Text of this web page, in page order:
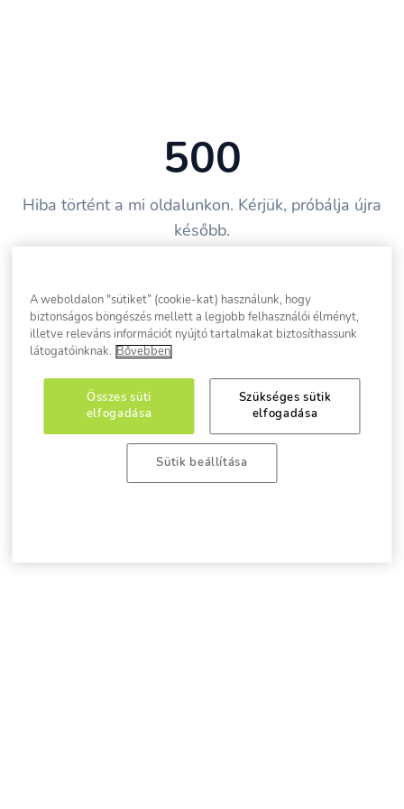
500
Hiba történt a mi oldalunkon. Kérjük, próbálja újra
később.
A weboldalon "sütiket” (cookie-kat) használunk, hogy
biztonságos böngészés mellett a legjobb felhasználói élményt,
illetve releváns információt nyújtó tartalmakat biztosíthassunk
látogatóinknak.
Bővebben
Összes süti
elfogadása
Szükséges sütik
elfogadása
Sütik beállítása